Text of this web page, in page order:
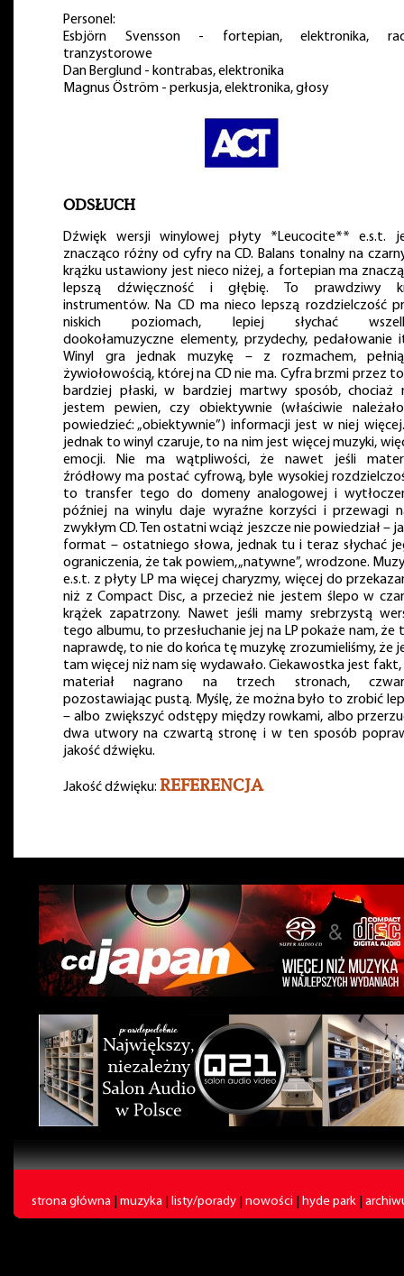
Personel:
Esbjörn Svensson - fortepian, elektronika,
tranzystorowe
Dan Berglund - kontrabas, elektronika
Magnus Öström - perkusja, elektronika, głosy
ODSŁUCH
Dźwięk wersji winylowej płyty *Leucocite** e.s.t.
znacząco różny od cyfry na CD. Balans tonalny na
krążku ustawiony jest nieco niżej, a fortepian ma
lepszą dźwięczność i głębię. To prawdziwy
instrumentów. Na CD ma nieco lepszą rozdzielczość
niskich poziomach, lepiej słychać
dookołamuzyczne elementy, przydechy, pedałowanie
Winyl gra jednak muzykę – z rozmachem,
żywiołowością, której na CD nie ma. Cyfra brzmi przez
bardziej płaski, w bardziej martwy sposób, chociaż
jestem pewien, czy obiektywnie (właściwie
powiedzieć: „obiektywnie”) informacji jest w niej
jednak to winyl czaruje, to na nim jest więcej muzyki,
emocji. Nie ma wątpliwości, że nawet jeśli
źródłowy ma postać cyfrową, byle wysokiej
to transfer tego do domeny analogowej i
później na winylu daje wyraźne korzyści i przewagi
zwykłym CD. Ten ostatni wciąż jeszcze nie powiedział –
format – ostatniego słowa, jednak tu i teraz słychać
ograniczenia, że tak powiem, „natywne”, wrodzone.
e.s.t. z płyty LP ma więcej charyzmy, więcej do
niż z Compact Disc, a przecież nie jestem ślepo w
krążek zapatrzony. Nawet jeśli mamy srebrzystą
tego albumu, to przesłuchanie jej na LP pokaże nam, że
naprawdę, to nie do końca tę muzykę zrozumieliśmy, że
tam więcej niż nam się wydawało. Ciekawostka jest fakt,
materiał nagrano na trzech stronach,
pozostawiając pustą. Myślę, że można było to zrobić
– albo zwiększyć odstępy między rowkami, albo
dwa utwory na czwartą stronę i w ten sposób
jakość dźwięku.
Jakość dźwięku: REFERENCJA
strona główna muzyka listy/porady nowości hyde park